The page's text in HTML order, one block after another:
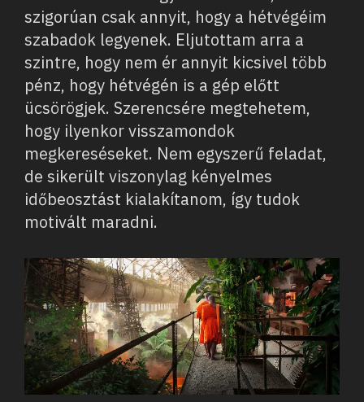
szigorúan csak annyit, hogy a hétvégéim
szabadok legyenek. Eljutottam arra a
szintre, hogy nem ér annyit kicsivel több
pénz, hogy hétvégén is a gép előtt
ücsörögjek. Szerencsére megtehetem,
hogy ilyenkor visszamondok
megkereséseket. Nem egyszerű feladat,
de sikerült viszonylag kényelmes
időbeosztást kialakítanom, így tudok
motivált maradni.